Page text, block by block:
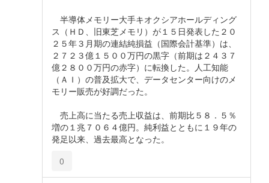
半導体メモリー大手キオクシアホールディング
ス（ＨＤ、旧東芝メモリ）が１５日発表した２０
２５年３月期の連結純損益（国際会計基準）は、
２７２３億１５００万円の黒字（前期は２４３７
億２８００万円の赤字）に転換した。人工知能
（ＡＩ）の普及拡大で、データセンター向けのメ
モリー販売が好調だった。
売上高に当たる売上収益は、前期比５８．５％
増の１兆７０６４億円。純利益とともに１９年の
発足以来、過去最高となった。
0